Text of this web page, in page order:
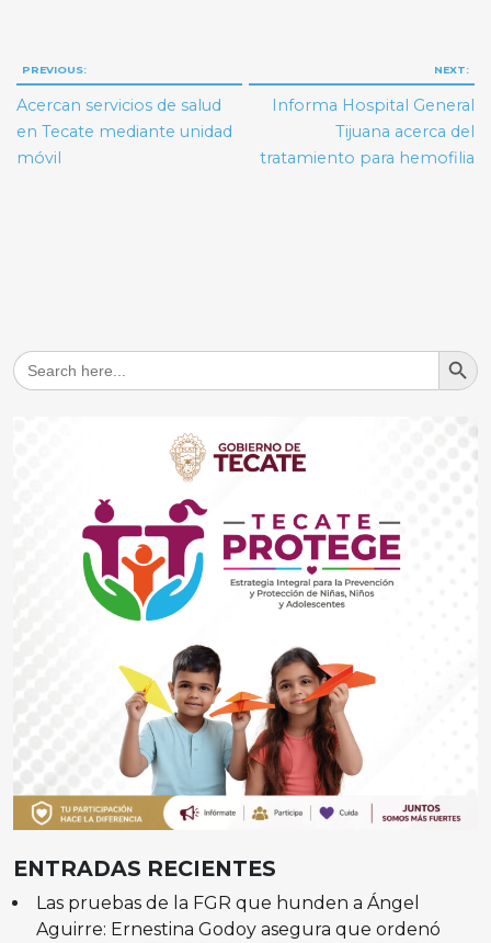
Navegación
de
entradas
PREVIOUS:
Acercan servicios de salud
en Tecate mediante unidad
móvil
NEXT:
Informa Hospital General
Tijuana acerca del
tratamiento para hemofilia
Search
for:
Search
ENTRADAS RECIENTES
Las pruebas de la FGR que hunden a Ángel
Aguirre: Ernestina Godoy asegura que ordenó